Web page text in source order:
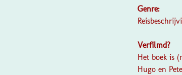
Genre:
Verfilmd?
Het boek is
Hugo en